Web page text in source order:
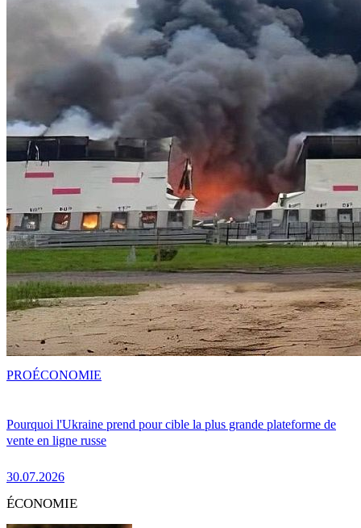
Pourquoi l'Ukraine prend pour cible la plus grande plateforme de
vente en ligne russe
30.07.2026
PROÉCONOMIE
ÉCONOMIE